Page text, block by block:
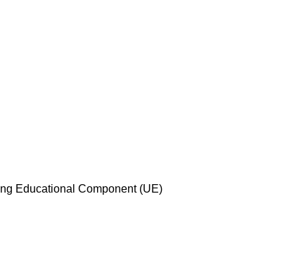
Educational Component (UE)